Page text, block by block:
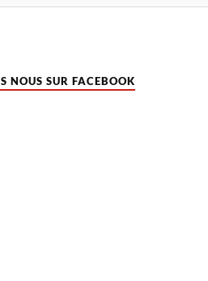
NOUS SUR FACEBOOK